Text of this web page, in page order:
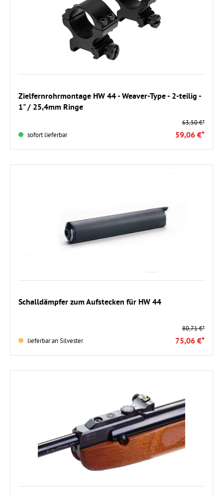
Zielfernrohrmontage HW 44 - Weaver-Type - 2-teilig -
1" / 25,4mm Ringe
sofort lieferbar
63,50 €*
59,06 €*
Schalldämpfer zum Aufstecken für HW 44
lieferbar an Silvester
80,71 €*
75,06 €*